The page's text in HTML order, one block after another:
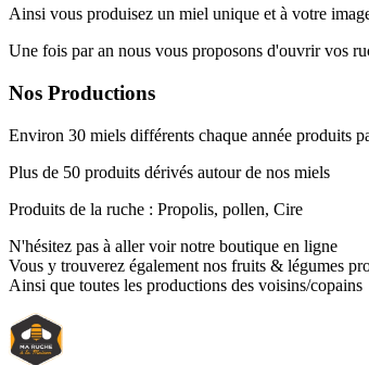
Ainsi vous produisez un miel unique et à votre
Une fois par an nous vous proposons d'ouvrir vos
Nos Productions
Environ 30 miels différents chaque année produits
Plus de 50 produits dérivés autour de nos miels
Produits de la ruche : Propolis, pollen, Cire
N'hésitez pas à aller voir notre boutique en ligne
Vous y trouverez également nos fruits & légumes
Ainsi que toutes les productions des voisins/copains